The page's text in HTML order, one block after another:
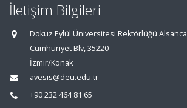
İletişim Bilgileri
Dokuz Eylül Üniversitesi Rektörlüğü
Cumhuriyet Blv, 35220
İzmir/Konak
avesis@deu.edu.tr
+90 232 464 81 65